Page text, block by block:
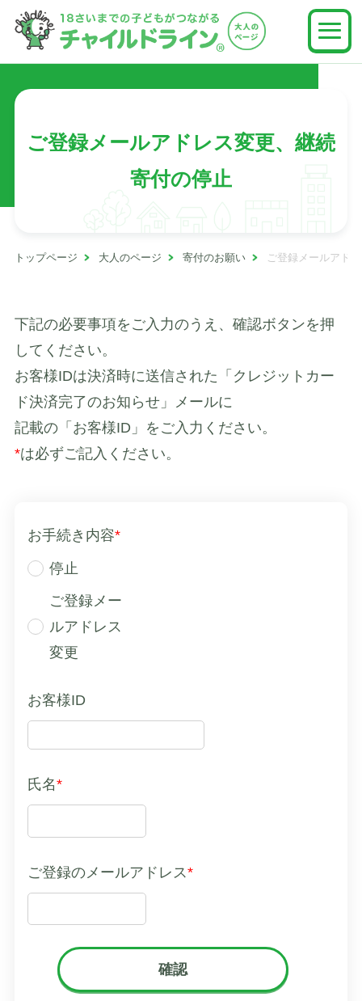
ご登録メールアドレス変更、継続
寄付の停止
トップページ 大人のページ 寄付のお願い ご登録メールアド
下記の必要事項をご入力のうえ、確認ボタンを押
してください。
お客様IDは決済時に送信された「クレジットカー
ド決済完了のお知らせ」メールに
記載の「お客様ID」をご入力ください。
*は必ずご記入ください。
お手続き内容*
停止
ご登録メー
ルアドレス
変更
お客様ID
氏名*
ご登録のメールアドレス*
確認